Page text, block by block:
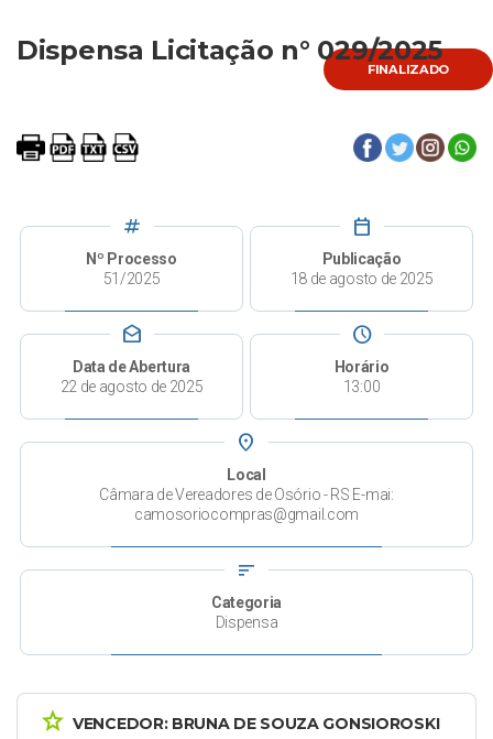
FINALIZADO
Dispensa Licitação n° 029/2025
tag
Nº Processo
51/2025
calendar_today
Publicação
18 de agosto de 2025
drafts
Data de Abertura
22 de agosto de 2025
schedule
Horário
13:00
place
Local
Câmara de Vereadores de Osório - RS E-mai:
camosoriocompras@gmail.com
sort
Categoria
Dispensa
star_border VENCEDOR: BRUNA DE SOUZA GONSIOROSKI